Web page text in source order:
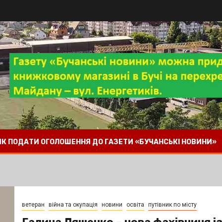
ПОДАТИ ОГОЛОШЕННЯ ДО ГАЗЕТИ «БУЧАНСЬКІ НОВИНИ»
ветеран війна та окупація новини освіта путівник по місту